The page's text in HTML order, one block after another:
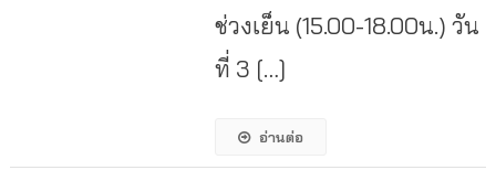
ช่วงเย็น (15.00-18.00น.) วัน
ที่ 3 […]
อ่านต่อ